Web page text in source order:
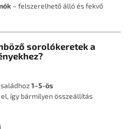
– felszerelhető álló és fekvő
sorolókeretek a
1–5-ös
így bármilyen összeállítás